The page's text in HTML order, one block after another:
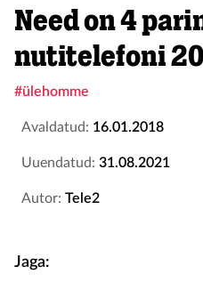
Need on 4
nutitelefoni
#ülehomme
Avaldatud: 16.01.2018
Uuendatud: 31.08.2021
Autor: Tele2
Jaga: